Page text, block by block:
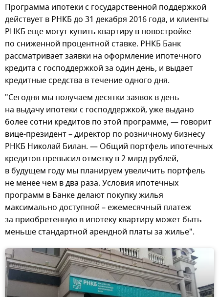
Программа ипотеки с государственной поддержкой
действует в РНКБ до 31 декабря 2016 года, и клиенты
РНКБ еще могут купить квартиру в новостройке
по сниженной процентной ставке. РНКБ Банк
рассматривает заявки на оформление ипотечного
кредита с господдержкой за один день, и выдает
кредитные средства в течение одного дня.
"Сегодня мы получаем десятки заявок в день
на выдачу ипотеки с господдержкой, уже выдано
более сотни кредитов по этой программе, — говорит
вице-президент – директор по розничному бизнесу
РНКБ Николай Билан. — Общий портфель ипотечных
кредитов превысил отметку в 2 млрд рублей,
в будущем году мы планируем увеличить портфель
не менее чем в два раза. Условия ипотечных
программ в Банке делают покупку жилья
максимально доступной – ежемесячный платеж
за приобретенную в ипотеку квартиру может быть
меньше стандартной арендной платы за жилье".